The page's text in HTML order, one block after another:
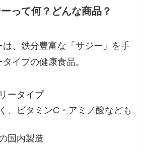
って何？どんな商品？
は、鉄分豊富な「サジー」を手
イプの健康食品。
ータイプ
、ビタミンC・アミノ酸なども
国内製造